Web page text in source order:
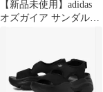
【新品未使用】adidas
オズガイア サンダル